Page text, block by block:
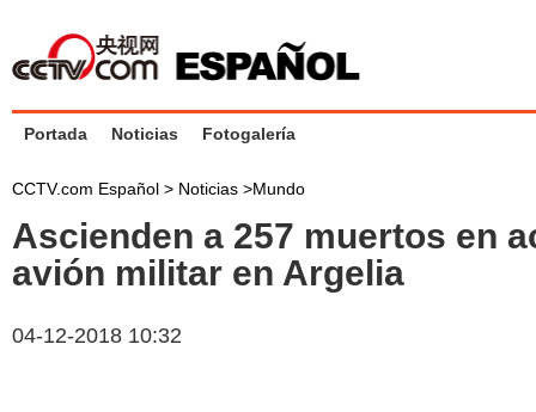
Portada Noticias Fotogalería
CCTV.com Español > Noticias >Mundo
Ascienden a 257 muertos en
avión militar en Argelia
04-12-2018 10:32